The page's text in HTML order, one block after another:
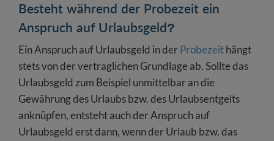
Besteht während der Probezeit ein
Anspruch auf Urlaubsgeld?
Ein Anspruch auf Urlaubsgeld in derProbezeithängt
stets von der vertraglichen Grundlage ab. Sollte das
Urlaubsgeld zum Beispiel unmittelbar an die
Gewährung des Urlaubs bzw. des Urlaubsentgelts
anknüpfen, entsteht auch der Anspruch auf
Urlaubsgeld erst dann, wenn der Urlaub bzw. das